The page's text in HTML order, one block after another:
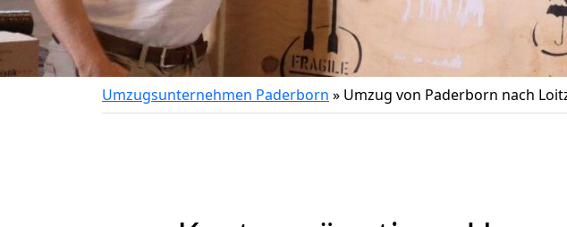
Umzugsunternehmen Paderborn » Umzug von Paderborn nach